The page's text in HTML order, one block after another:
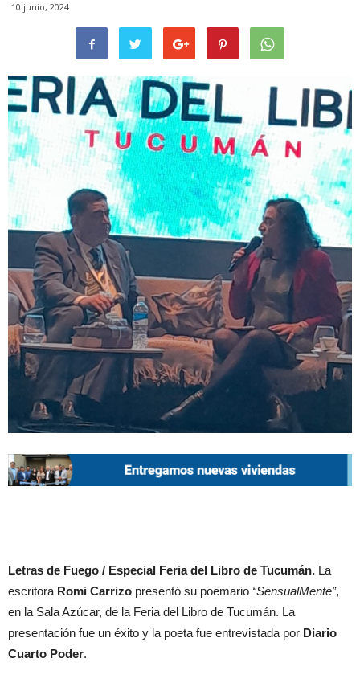
10 junio, 2024
Letras de Fuego / Especial Feria del Libro de Tucumán. La
escritora Romi Carrizo presentó su poemario “SensualMente”,
en la Sala Azúcar, de la Feria del Libro de Tucumán. La
presentación fue un éxito y la poeta fue entrevistada por Diario
Cuarto Poder.